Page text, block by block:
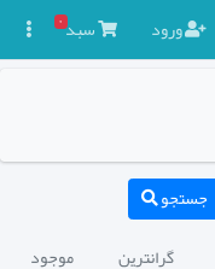
ورود سبد۰
جستجو
گرانترین موجود